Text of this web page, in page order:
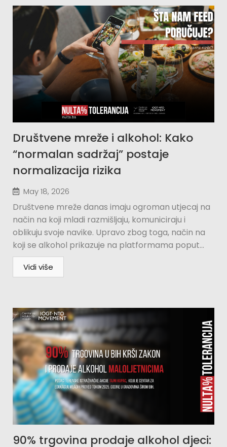
Društvene mreže i alkohol: Kako
“normalan sadržaj” postaje
normalizacija rizika
May 18, 2026
Društvene mreže danas imaju ogroman utjecaj na
način na koji mladi razmišljaju, komuniciraju i
oblikuju svoje navike. Upravo zbog toga, način na
koji se alkohol prikazuje na platformama poput...
Vidi više
90% trgovina prodaje alkohol djeci: